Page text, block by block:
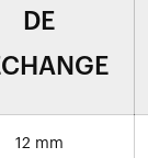
DE
12 mm